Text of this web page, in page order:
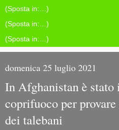
domenica 25 luglio 2021
In Afghanistan è stato
coprifuoco per provare
dei talebani